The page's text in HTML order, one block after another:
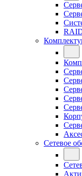
Сетевое